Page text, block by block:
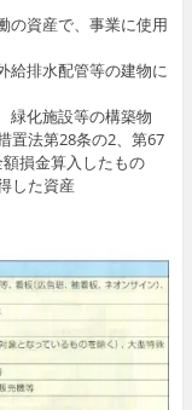
の資産で、事業に使用
給排水配管等の建物に
緑化施設等の構築物
置法第28条の2、第67
損金算入したもの
した資産